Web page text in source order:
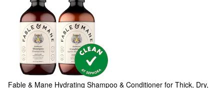
Fable & Mane Hydrating Shampoo & Conditioner for Thick, Dry,